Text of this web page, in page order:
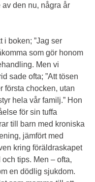
den nu, några år
i boken; ”Jag ser
som gör honom
Men vi
sade ofta; ”Att tösen
första chocken, utan
hela vår familj.” Hon
för sin tuffa
till barn med kroniska
jämfört med
kring föräldraskapet
tips. Men – ofta,
en dödlig sjukdom.